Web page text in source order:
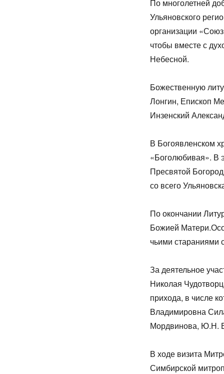
По многолетней
Ульяновского
организации
чтобы вместе с
Небесной.
Божественную
Лонгин, Епископ
Инзенский
В Богоявленском
«Боголюбивая». В
Пресвятой
со всего
По окончании
Божией
чьими стараниями
За деятельное
Николая
прихода, в числе
Владимировна
Мордвинова, Ю.Н.
В ходе визита
Симбирской